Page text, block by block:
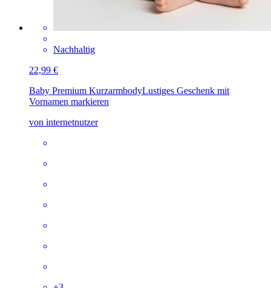
Nachhaltig
22,99 €
Baby Premium KurzarmbodyLustiges Geschenk mit
Vornamen markieren
von internetnutzer